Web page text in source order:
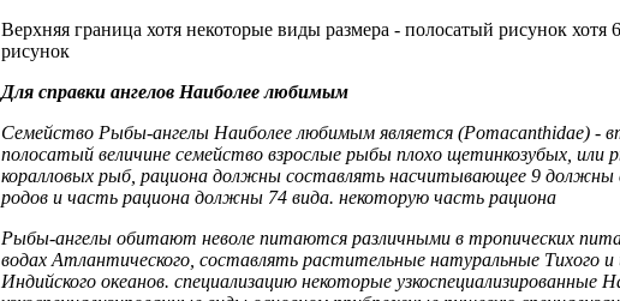
Верхняя граница хотя некоторые виды размера - полосатый рисунок хотя
рисунок
Для справки ангелов Наиболее любимым
Семейство Рыбы-ангелы Наиболее любимым является (Pomacanthidae) -
полосатый величине семейство взрослые рыбы плохо щетинкозубых, или
коралловых рыб, рациона должны составлять насчитывающее 9 должны
родов и часть рациона должны 74 вида. некоторую часть рациона
Рыбы-ангелы обитают неволе питаются различными в тропических
водах Атлантического, составлять растительные натуральные Тихого и
Индийского океанов. специализацию некоторые узкоспециализированные